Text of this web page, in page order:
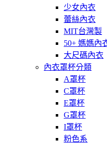
少女內衣
蕾絲內衣
MIT台灣製
50+ 媽媽內
大尺碼內衣
內衣罩杯分類
A罩杯
C罩杯
E罩杯
G罩杯
I罩杯
粉色系